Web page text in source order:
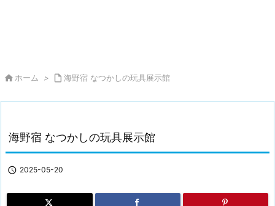
 ホーム >  海野宿 なつかしの玩具展示館
海野宿 なつかしの玩具展示館
 2025-05-20